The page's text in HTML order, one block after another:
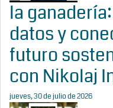
la
datos y
futuro
con Nikolaj
jueves, 30 de julio de 2026